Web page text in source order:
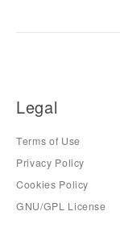
Legal
Terms of Use
Privacy Policy
Cookies Policy
GNU/GPL License